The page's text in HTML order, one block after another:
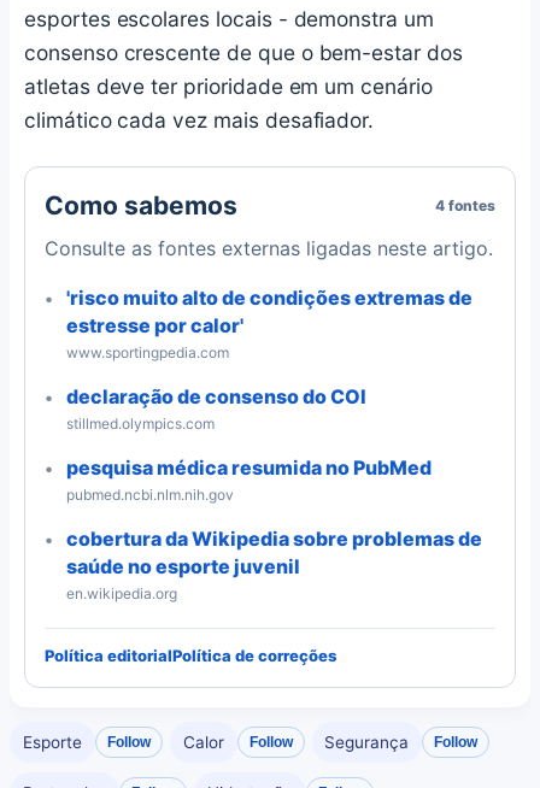
esportes escolares locais - demonstra um
consenso crescente de que o bem-estar dos
atletas deve ter prioridade em um cenário
climático cada vez mais desafiador.
Como sabemos 4 fontes
Consulte as fontes externas ligadas neste artigo.
'risco muito alto de condições extremas de
estresse por calor'
www.sportingpedia.com
declaração de consenso do COI
stillmed.olympics.com
pesquisa médica resumida no PubMed
pubmed.ncbi.nlm.nih.gov
cobertura da Wikipedia sobre problemas de
saúde no esporte juvenil
en.wikipedia.org
Política editorialPolítica de correções
Esporte Follow Calor Follow Segurança Follow